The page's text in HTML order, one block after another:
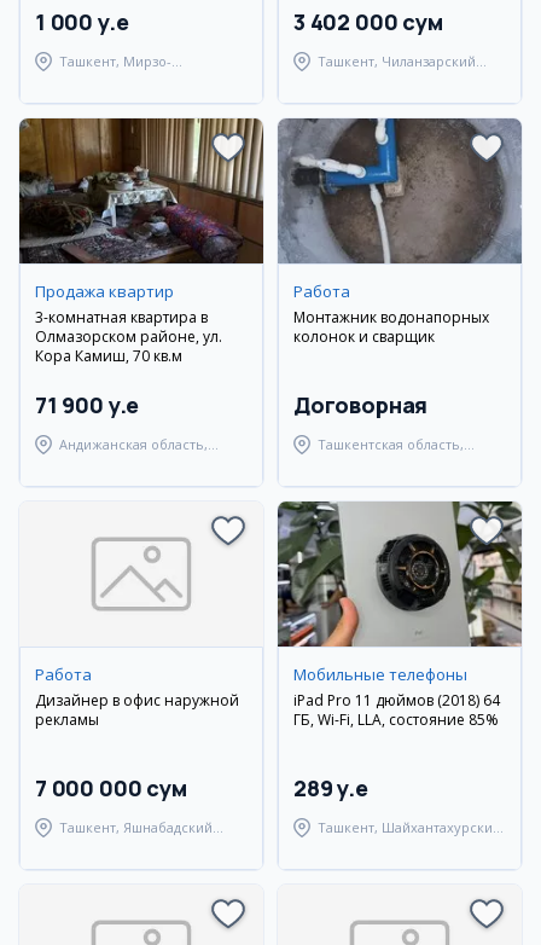
1 000 y.e
Ташкент, Мирзо-
3 402 000 сум
Ташкент, Чиланзарский
Продажа квартир
3-комнатная квартира в
Олмазорском районе, ул.
Кора Камиш, 70 кв.м
71 900 y.e
Андижанская область,
Работа
Монтажник водонапорных
колонок и сварщик
Договорная
Ташкентская область,
Работа
Дизайнер в офис наружной
рекламы
7 000 000 сум
Ташкент, Яшнабадский
Мобильные телефоны
iPad Pro 11 дюймов (2018) 64
ГБ, Wi-Fi, LLA, состояние 85%
289 y.e
Ташкент, Шайхантахурский